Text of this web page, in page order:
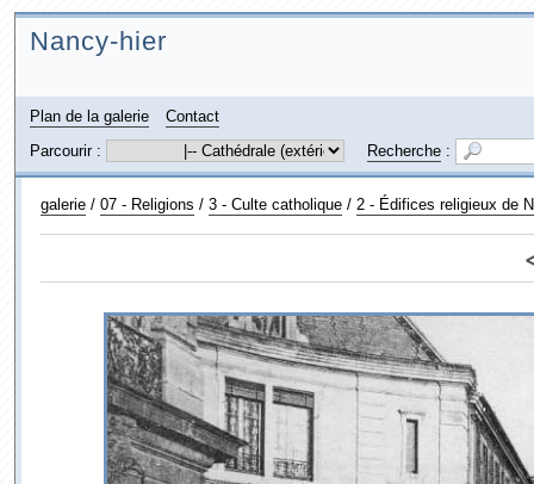
Nancy-hier
Plan de la galerie
Contact
Parcourir :
Recherche:
galerie/ 07 - Religions / 3 - Culte catholique/ 2 - Édifices religieux de